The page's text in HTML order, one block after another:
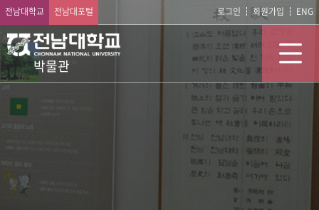
전남대학교 전남대포털 로그인 회원가입 ENG
박물관